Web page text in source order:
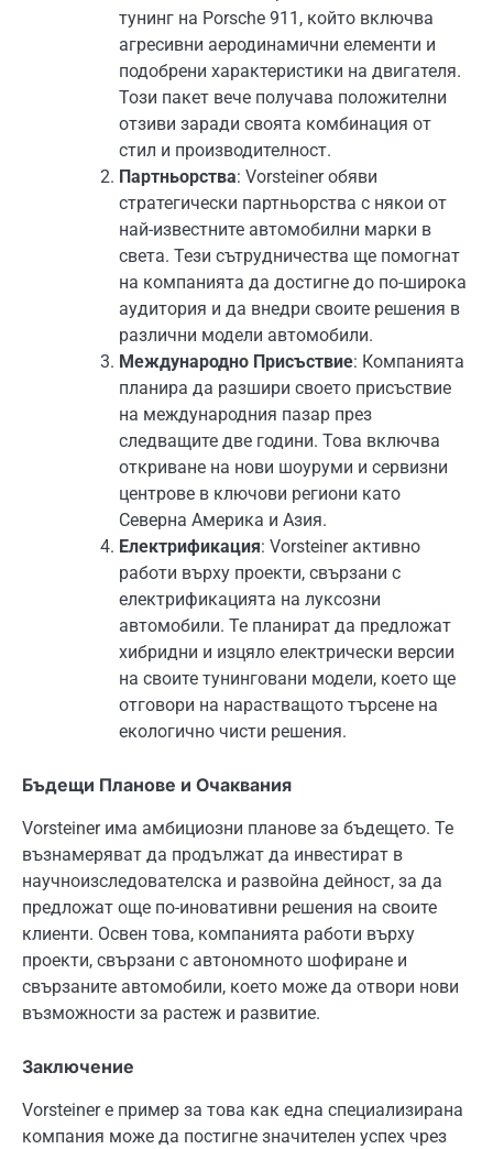
тунинг на Porsche 911, който включва
агресивни аеродинамични елементи и
подобрени характеристики на двигателя.
Този пакет вече получава положителни
отзиви заради своята комбинация от
стил и производителност.
Партньорства: Vorsteiner обяви
стратегически партньорства с някои от
най-известните автомобилни марки в
света. Тези сътрудничества ще помогнат
на компанията да достигне до по-широка
аудитория и да внедри своите решения в
различни модели автомобили.
Международно Присъствие: Компанията
планира да разшири своето присъствие
на международния пазар през
следващите две години. Това включва
откриване на нови шоуруми и сервизни
центрове в ключови региони като
Северна Америка и Азия.
Електрификация: Vorsteiner активно
работи върху проекти, свързани с
електрификацията на луксозни
автомобили. Те планират да предложат
хибридни и изцяло електрически версии
на своите тунинговани модели, което ще
отговори на нарастващото търсене на
екологично чисти решения.
Бъдещи Планове и Очаквания
Vorsteiner има амбициозни планове за бъдещето. Те
възнамеряват да продължат да инвестират в
научноизследователска и развойна дейност, за да
предложат още по-иновативни решения на своите
клиенти. Освен това, компанията работи върху
проекти, свързани с автономното шофиране и
свързаните автомобили, което може да отвори нови
възможности за растеж и развитие.
Заключение
Vorsteiner е пример за това как една специализирана
компания може да постигне значителен успех чрез